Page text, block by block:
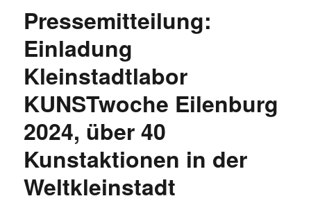
Pressemitteilung:
Einladung
Kleinstadtlabor
KUNSTwoche Eilenburg
2024, über 40
Kunstaktionen in der
Weltkleinstadt